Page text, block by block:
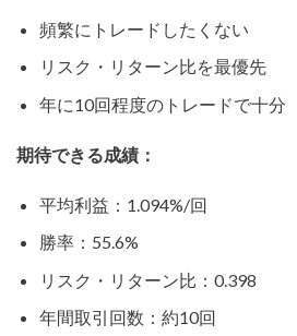
頻繁にトレードしたくない
リスク・リターン比を最優先
年に10回程度のトレードで十分
期待できる成績：
平均利益：1.094%/回
勝率：55.6%
リスク・リターン比：0.398
年間取引回数：約10回